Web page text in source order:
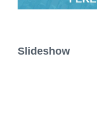
Slideshow